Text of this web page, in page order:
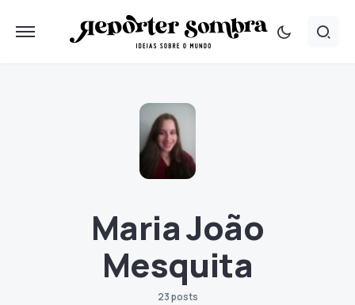
Maria João
Mesquita
23 posts